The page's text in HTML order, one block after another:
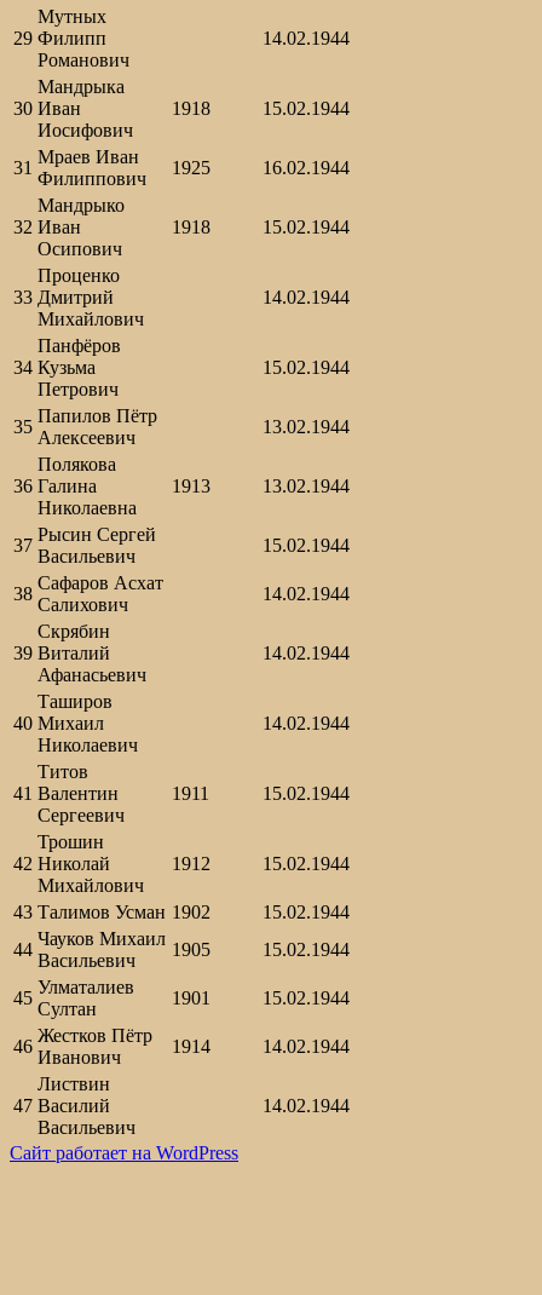
29
Мутных
Филипп
Романович
14.02.1944
30
Мандрыка
Иван
Иосифович
1918 15.02.1944
31
Мраев Иван
Филиппович
1925 16.02.1944
32
Мандрыко
Иван
Осипович
1918 15.02.1944
33
Проценко
Дмитрий
Михайлович
14.02.1944
34
Панфёров
Кузьма
Петрович
15.02.1944
35
Папилов Пётр
Алексеевич
13.02.1944
36
Полякова
Галина
Николаевна
1913 13.02.1944
37
Рысин Сергей
Васильевич
15.02.1944
38
Сафаров Асхат
Салихович
14.02.1944
39
Скрябин
Виталий
Афанасьевич
14.02.1944
40
Таширов
Михаил
Николаевич
14.02.1944
41
Титов
Валентин
Сергеевич
1911 15.02.1944
42
Трошин
Николай
Михайлович
1912 15.02.1944
43 Талимов Усман 1902
15.02.1944
44
Чауков Михаил
Васильевич
1905 15.02.1944
45
Улматалиев
Султан
1901 15.02.1944
46
Жестков Пётр
Иванович
1914 14.02.1944
47
Листвин
Василий
Васильевич
14.02.1944
Сайт работает на WordPress